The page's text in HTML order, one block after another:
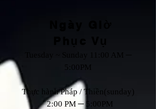
5:00PM
Thực hành Pháp / Thiền(sunday)
2:00 PM ─ 5:00PM